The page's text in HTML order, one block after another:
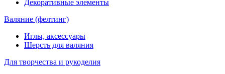
Декоративные элементы
Валяние (фелтинг)
Иглы, аксессуары
Шерсть для валяния
Для творчества и рукоделия